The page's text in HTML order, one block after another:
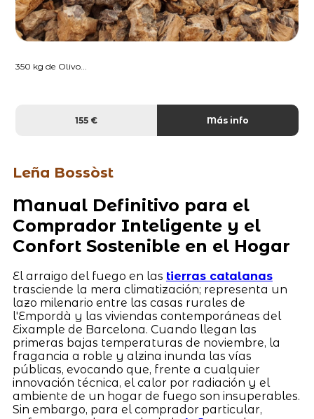
350 kg de Olivo...
155 € Más info
Leña Bossòst
Manual Definitivo para el
Comprador Inteligente y el
Confort Sostenible en el Hogar
El arraigo del fuego en las tierras catalanas
trasciende la mera climatización; representa un
lazo milenario entre las casas rurales de
l'Empordà y las viviendas contemporáneas del
Eixample de Barcelona. Cuando llegan las
primeras bajas temperaturas de noviembre, la
fragancia a roble y alzina inunda las vías
públicas, evocando que, frente a cualquier
innovación técnica, el calor por radiación y el
ambiente de un hogar de fuego son insuperables.
Sin embargo, para el comprador particular,